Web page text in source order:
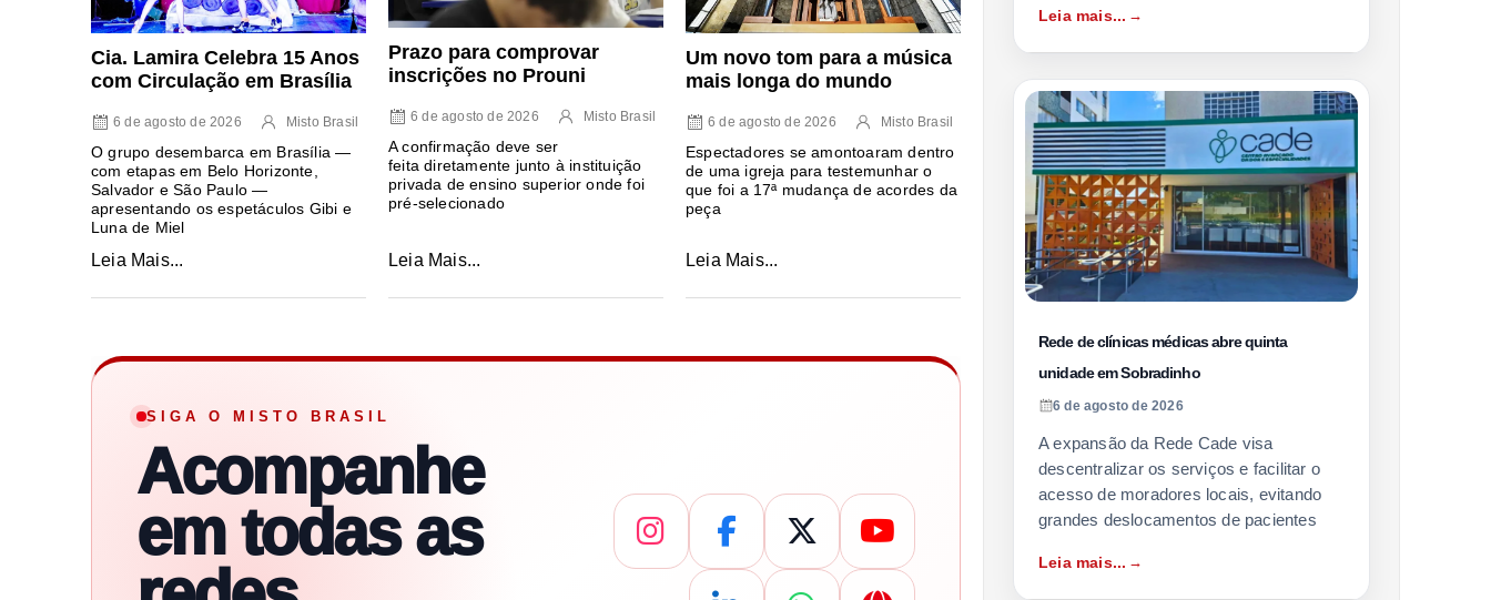
Cia. Lamira Celebra 15 Anos
com Circulação em Brasília
6 de agosto de 2026 Misto Brasil
O grupo desembarca em Brasília —
com etapas em Belo Horizonte,
Salvador e São Paulo —
apresentando os espetáculos Gibi e
Luna de Miel
Leia Mais...
Prazo para comprovar
inscrições no Prouni
6 de agosto de 2026 Misto Brasil
A confirmação deve ser
feita diretamente junto à instituição
privada de ensino superior onde foi
pré-selecionado
Leia Mais...
Um novo tom para a música
mais longa do mundo
6 de agosto de 2026 Misto Brasil
Espectadores se amontoaram dentro
de uma igreja para testemunhar o
que foi a 17ª mudança de acordes da
peça
Leia Mais...
SIGA O MISTO BRASIL
Acompanhe
em todas as
Leia mais...
Rede de clínicas médicas abre quinta
unidade em Sobradinho
6 de agosto de 2026
A expansão da Rede Cade visa
descentralizar os serviços e facilitar o
acesso de moradores locais, evitando
grandes deslocamentos de pacientes
Leia mais...